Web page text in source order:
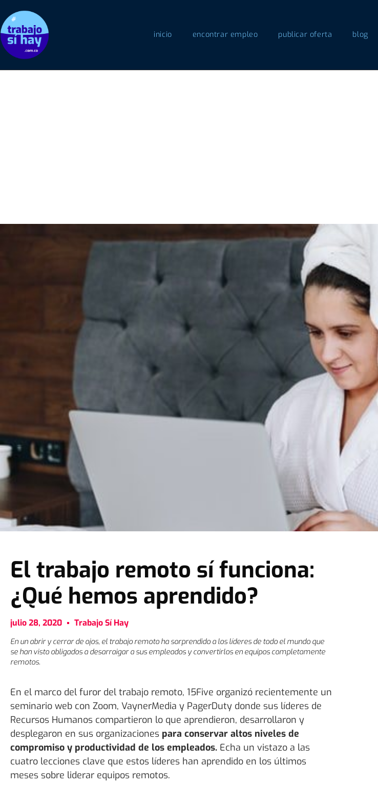
inicio encontrar empleo publicar oferta blog
El trabajo remoto sí funciona:
¿Qué hemos aprendido?
julio 28, 2020 Trabajo Sí Hay
En un abrir y cerrar de ojos, el trabajo remoto ha sorprendido a los líderes de todo el mundo que
se han visto obligados a desarraigar a sus empleados y convertirlos en equipos completamente
remotos.
En el marco del furor del trabajo remoto, 15Five organizó recientemente un
seminario web con Zoom, VaynerMedia y PagerDuty donde sus líderes de
Recursos Humanos compartieron lo que aprendieron, desarrollaron y
desplegaron en sus organizaciones para conservar altos niveles de
compromiso y productividad de los empleados. Echa un vistazo a las
cuatro lecciones clave que estos líderes han aprendido en los últimos
meses sobre liderar equipos remotos.